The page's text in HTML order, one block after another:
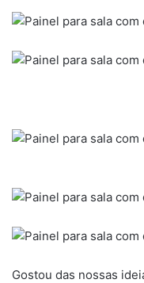
Gostou das nossas